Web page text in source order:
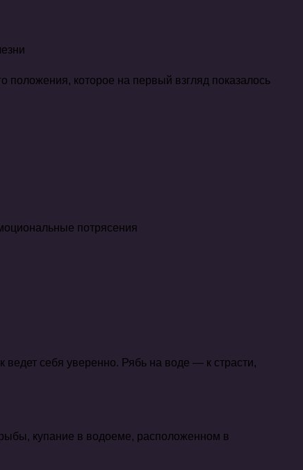
положения, которое на первый взгляд показалось
потрясения
ведет себя уверенно. Рябь на воде — к страсти,
купание в водоеме, расположенном в